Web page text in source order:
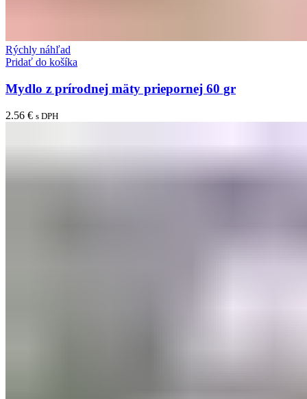
Rýchly náhľad
Pridať do košíka
Mydlo z prírodnej mäty priepornej 60 gr
2.56 € s DPH